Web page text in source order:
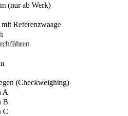
(nur ab Werk)
Referenzwaage
(Checkweighing)
A
B
C